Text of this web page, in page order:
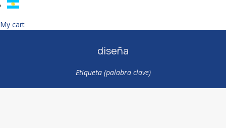
My cart
diseña
Etiqueta (palabra clave)